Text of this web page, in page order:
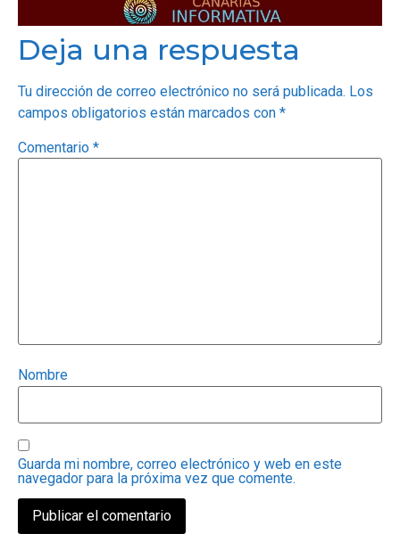
Deja una respuesta
Tu dirección de correo electrónico no será publicada. Los
campos obligatorios están marcados con *
Comentario *
Nombre
Guarda mi nombre, correo electrónico y web en este
navegador para la próxima vez que comente.